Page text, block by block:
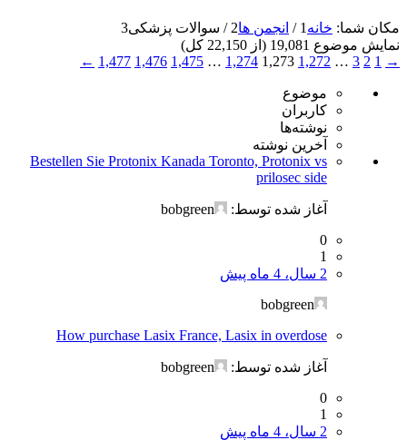
مکان شما: خانه 1
/ انجمن ها2
/ سوالات پزشکی3
نمایش موضوع 19,081 (از 22,150 کل)
→
1
2
3
…
1,272
1,273
1,274
…
1,475
1,476
1,477
←
موضوع
کاربران
نوشته‌ها
آخرین نوشته
Bestellen Sie Protonix Kanada Toronto, Protonix vs
prilosec side
آغاز شده توسط:
bobgreen
0
1
2 سال، 4 ماه پیش
bobgreen
How purchase Lasix France, Lasix in overdose
آغاز شده توسط:
bobgreen
0
1
2 سال، 4 ماه پیش